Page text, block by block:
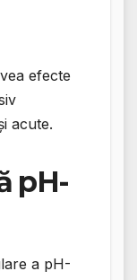
efecte
acute.
pH-
a pH-